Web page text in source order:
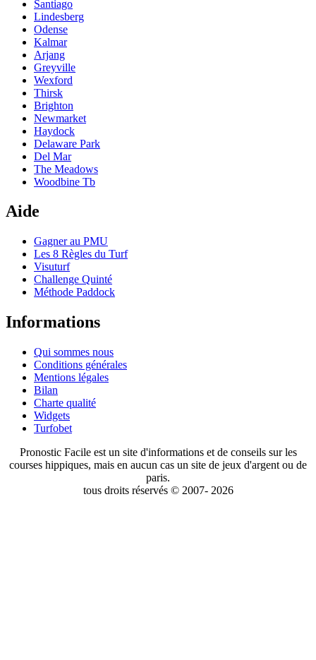
Santiago
Lindesberg
Odense
Kalmar
Arjang
Greyville
Wexford
Thirsk
Brighton
Newmarket
Haydock
Delaware Park
Del Mar
The Meadows
Woodbine Tb
Aide
Gagner au PMU
Les 8 Règles du Turf
Visuturf
Challenge Quinté
Méthode Paddock
Informations
Qui sommes nous
Conditions générales
Mentions légales
Bilan
Charte qualité
Widgets
Turfobet
Pronostic Facile est un site d'informations et de conseils sur les
courses hippiques, mais en aucun cas un site de jeux d'argent ou de
paris.
tous droits réservés © 2007- 2026